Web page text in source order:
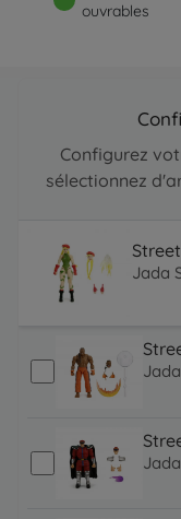
ouvrables
Configurez
sélectionnez
Jada